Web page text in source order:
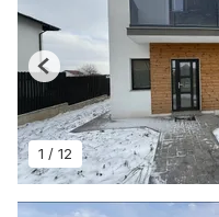
1 / 12
Previous